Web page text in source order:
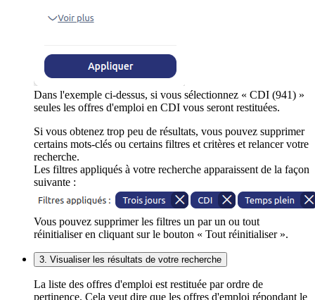
Dans l'exemple ci-dessus, si vous sélectionnez « CDI (941) »
seules les offres d'emploi en CDI vous seront restituées.
Si vous obtenez trop peu de résultats, vous pouvez supprimer
certains mots-clés ou certains filtres et critères et relancer votre
recherche.
Les filtres appliqués à votre recherche apparaissent de la façon
suivante :
Vous pouvez supprimer les filtres un par un ou tout
réinitialiser en cliquant sur le bouton « Tout réinitialiser ».
3. Visualiser les résultats de votre recherche
La liste des offres d'emploi est restituée par ordre de
pertinence. Cela veut dire que les offres d'emploi répondant le